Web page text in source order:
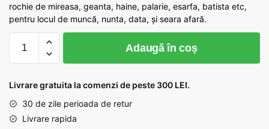
a
fost:
este:
lei 17,43.
rochie de mireasa, geanta, haine, palarie, esarfa, batista etc,
pentru locul de muncă, nunta, data, și seara afară.
Brosa
pietre
sticla
Adaugă în coș
Livrare gratuita la comenzi de peste 300 LEI.
30 de zile perioada de retur
Livrare rapida